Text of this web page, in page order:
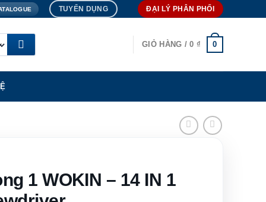
TUYỂN DỤNG ĐẠI LÝ PHÂN PHỐI
GIỎ HÀNG /0 ₫ 0
1 WOKIN – 14 IN 1